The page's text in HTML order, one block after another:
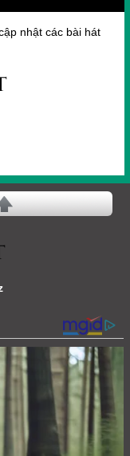
nhật các bài hát